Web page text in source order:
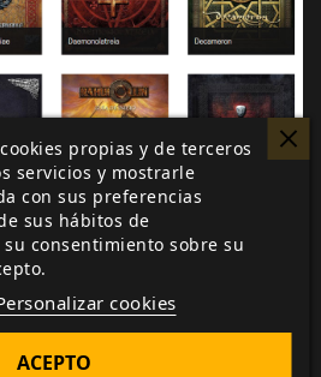
propias y de terceros
servicios y mostrarle
con sus preferencias
sus hábitos de
consentimiento sobre su
cookies
ACEPTO